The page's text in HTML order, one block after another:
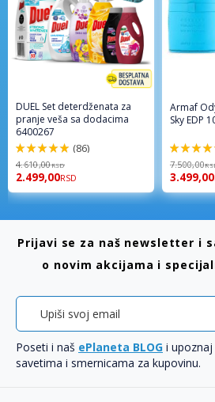
DUEL Set deterdženata za
pranje veša sa dodacima
6400267
98%
(86)
4.610,00RSD
2.499,00RSD
Armaf
Sky EDP
94%
7.500,00
3.499,00
Prijavi se za naš newsletter i
o novim akcijama i
Poseti i naš ePlaneta BLOG i
savetima i smernicama za kupovinu.